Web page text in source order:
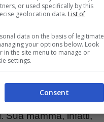
non ha seguito le
Sua mamma, infatti,
or used specifically by this
geolocation data. List of
data on the basis of legitimate
your options below. Look
the site menu to manage or
settings.
Consent